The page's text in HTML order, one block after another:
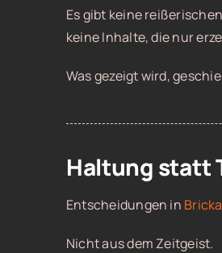
Es gibt keine
keine Inhalte, die nur
Was gezeigt wird,
Haltung statt
Entscheidungen in
Nicht aus dem Zeitgeist.